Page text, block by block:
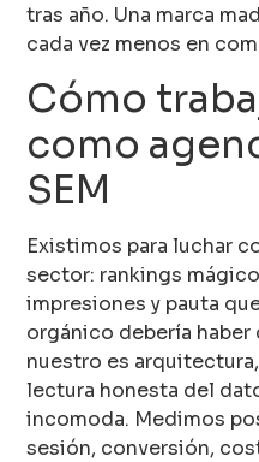
tras año. Una marca
cada vez menos en
Cómo
como
SEM
Existimos para luchar
sector: rankings
impresiones y pauta
orgánico debería haber
nuestro es
lectura honesta del
incomoda. Medimos
sesión, conversión,